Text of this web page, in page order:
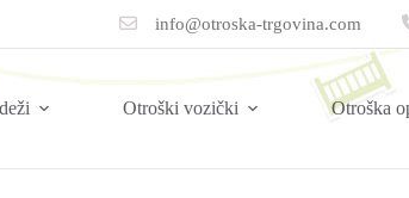
info@otroska-trgovina.com
Otroški vozički Otroška